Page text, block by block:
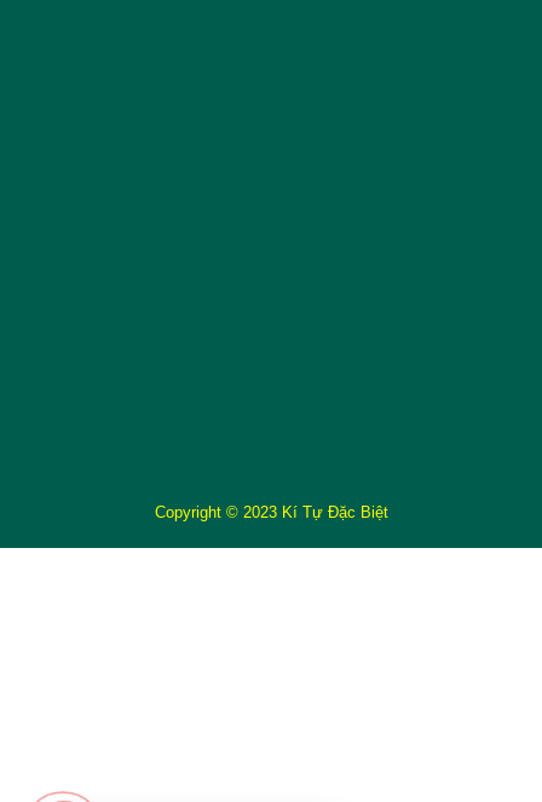
Copyright © 2023 Kí Tự Đặc Biệt